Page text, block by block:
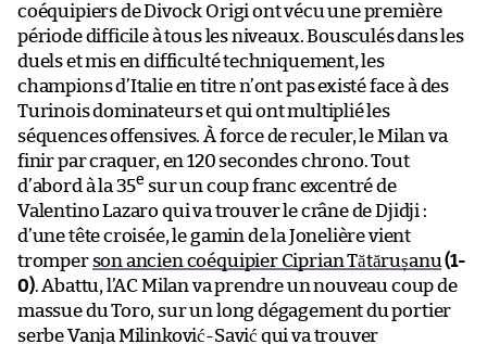
coéquipiers de Divock Origi ont vécu une première
période difficile à tous les niveaux. Bousculés dans les
duels et mis en difficulté techniquement, les
champions d’Italie en titre n’ont pas existé face à des
Turinois dominateurs et qui ont multiplié les
séquences offensives. À force de reculer, le Milan va
finir par craquer, en 120 secondes chrono. Tout
d’abord à la 35e sur un coup franc excentré de
Valentino Lazaro qui va trouver le crâne de Djidji :
d’une tête croisée, le gamin de la Jonelière vient
tromper son ancien coéquipier Ciprian Tătărușanu (1-
0). Abattu, l’AC Milan va prendre un nouveau coup de
massue du Toro, sur un long dégagement du portier
serbe Vanja Milinković-Savić qui va trouver